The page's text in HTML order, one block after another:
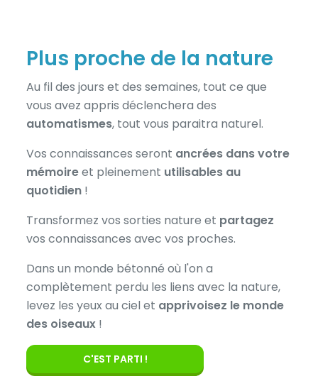
Plus proche de la nature
Au fil des jours et des semaines, tout ce que
vous avez appris déclenchera des
automatismes, tout vous paraitra naturel.
Vos connaissances seront ancrées dans votre
mémoireet pleinement utilisables au
quotidien !
Transformez vos sorties nature et partagez
vos connaissances avec vos proches.
Dans un monde bétonné où l'on a
complètement perdu les liens avec la nature,
levez les yeux au ciel et apprivoisez le monde
des oiseaux !
C'EST PARTI !